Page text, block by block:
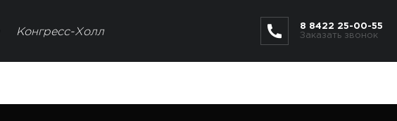
Конгресс-Холл
8 8422 25-00-55
Заказать звонок